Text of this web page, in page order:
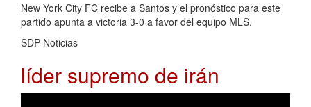
New York City FC recibe a Santos y el pronóstico para este
partido apunta a victoria 3-0 a favor del equipo MLS.
SDP Noticias
líder supremo de irán